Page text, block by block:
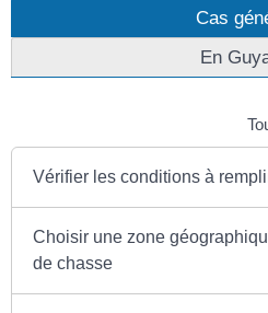
Cas
En
Vérifier les conditions à
Choisir une zone
de chasse